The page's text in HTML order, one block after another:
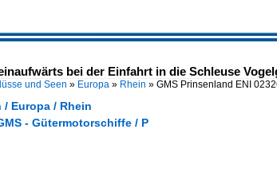
bei der Einfahrt in die Schleuse
und Seen » Europa » Rhein » GMS Prinsenland ENI
/ Europa / Rhein
- Gütermotorschiffe / P